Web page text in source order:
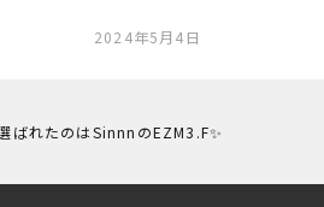
2024年5月4日
ばれたのはSinnnのEZM3.F✨